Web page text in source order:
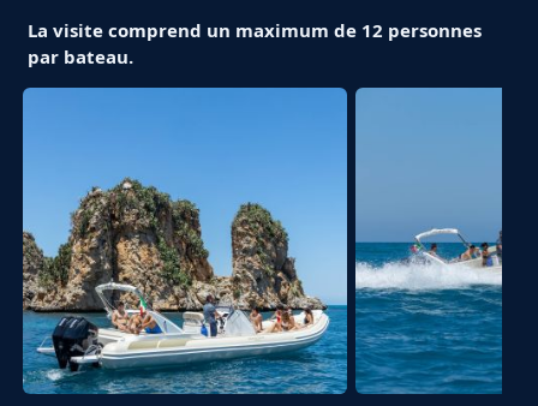
La visite comprend un maximum de 12 personnes
par bateau.